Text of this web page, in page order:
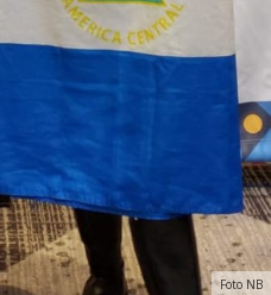
Foto NB